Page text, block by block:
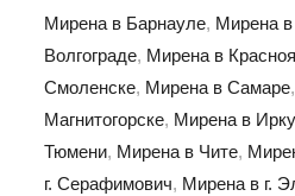
Мирена в Барнауле, Мирена в
Волгограде, Мирена в
Смоленске, Мирена в Самаре,
Магнитогорске, Мирена в
Тюмени, Мирена в Чите,
г. Серафимович, Мирена в г.